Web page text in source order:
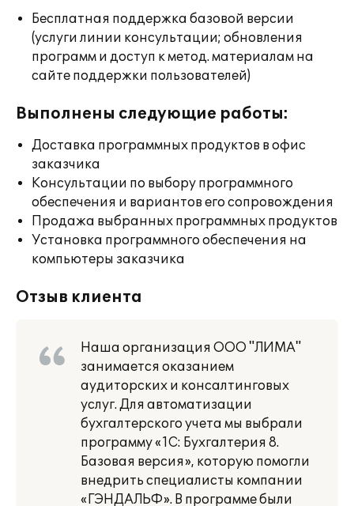
Бесплатная поддержка базовой версии
(услуги линии консультации; обновления
программ и доступ к метод. материалам на
сайте поддержки пользователей)
Выполнены следующие работы:
Доставка программных продуктов в офис
заказчика
Консультации по выбору программного
обеспечения и вариантов его сопровождения
Продажа выбранных программных продуктов
Установка программного обеспечения на
компьютеры заказчика
Отзыв клиента
Наша организация ООО "ЛИМА"
занимается оказанием
аудиторских и консалтинговых
услуг. Для автоматизации
бухгалтерского учета мы выбрали
программу «1С: Бухгалтерия 8.
Базовая версия», которую помогли
внедрить специалисты компании
«ГЭНДАЛЬФ». В программе были